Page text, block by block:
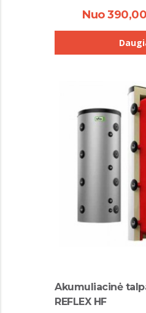
Nuo
Akumuliacinė
REFLEX HF